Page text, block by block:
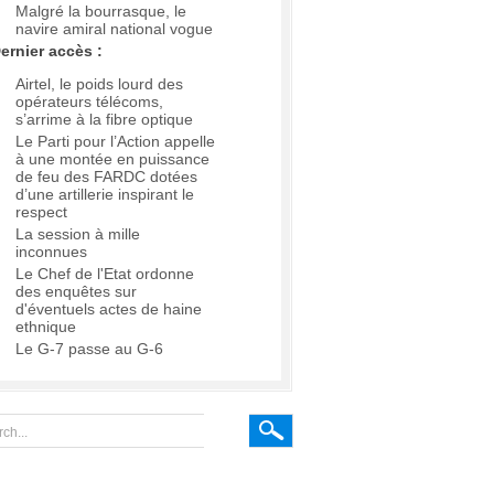
Malgré la bourrasque, le
navire amiral national vogue
accès :
Airtel, le poids lourd des
opérateurs télécoms,
s’arrime à la fibre optique
Le Parti pour l’Action appelle
à une montée en puissance
de feu des FARDC dotées
d’une artillerie inspirant le
respect
La session à mille
inconnues
Le Chef de l'Etat ordonne
des enquêtes sur
d'éventuels actes de haine
ethnique
Le G-7 passe au G-6